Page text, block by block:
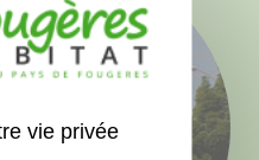
vie privée